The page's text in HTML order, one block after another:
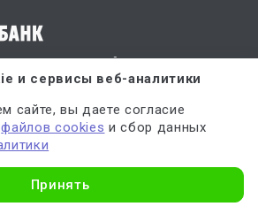
платежей
безопасных платежей
312547621900150
и сервисы веб-аналитики
сайте, вы даете согласие
файлов cookies и сбор данных
Принять